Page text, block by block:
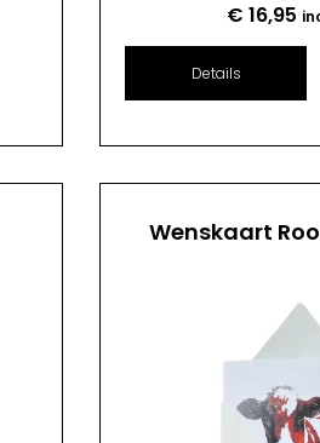
€ 16,95
Details
Wenskaart